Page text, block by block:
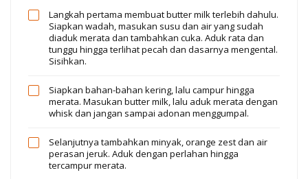
Langkah pertama membuat butter milk terlebih dahulu.
Siapkan wadah, masukan susu dan air yang sudah
diaduk merata dan tambahkan cuka. Aduk rata dan
tunggu hingga terlihat pecah dan dasarnya mengental.
Sisihkan.
Siapkan bahan-bahan kering, lalu campur hingga
merata. Masukan butter milk, lalu aduk merata dengan
whisk dan jangan sampai adonan menggumpal.
Selanjutnya tambahkan minyak, orange zest dan air
perasan jeruk. Aduk dengan perlahan hingga
tercampur merata.